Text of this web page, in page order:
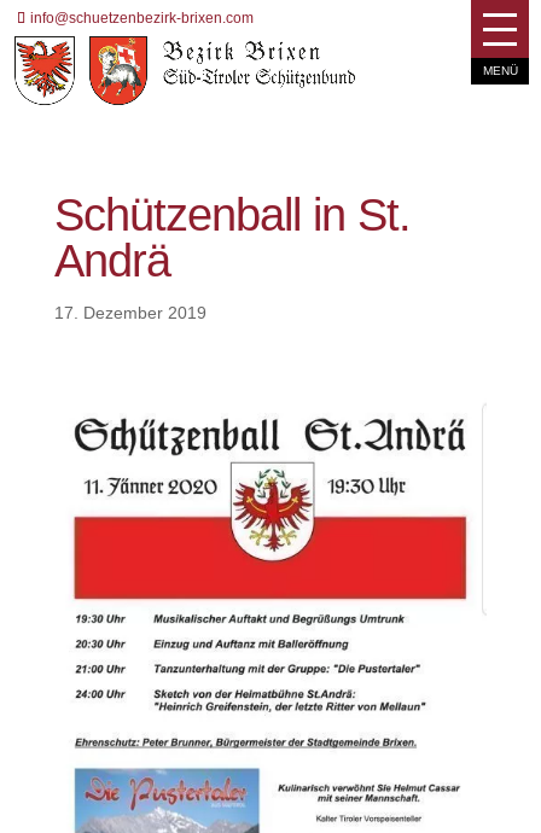
info@schuetzenbezirk-brixen.com
Schützenball in St.
Andrä
17. Dezember 2019